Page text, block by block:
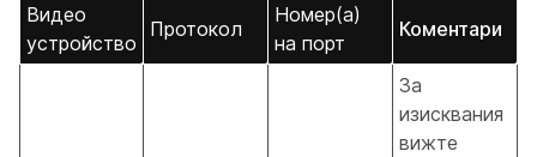
Видео
устройство
Протокол
Номер(а)
на порт
Коментари
За
изисквания
вижте